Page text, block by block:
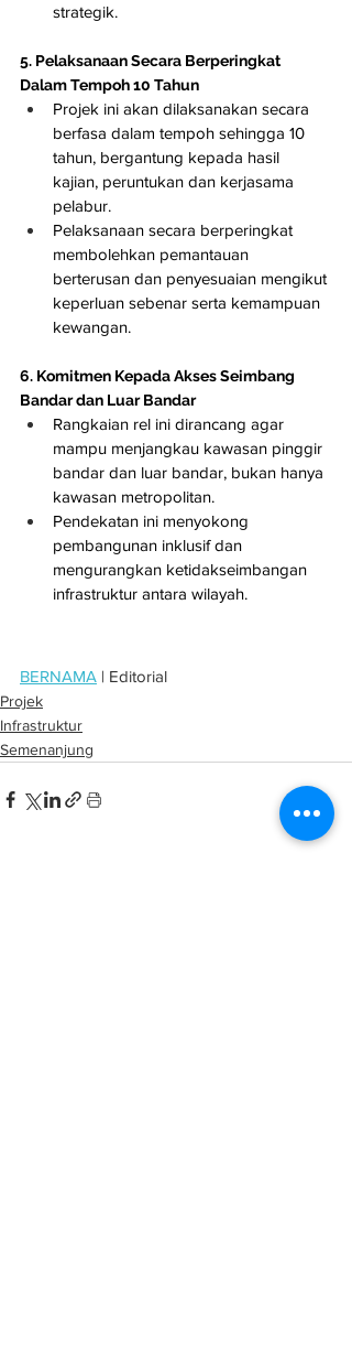
strategik.
5. Pelaksanaan Secara Berperingkat
Dalam Tempoh 10 Tahun
Projek ini akan dilaksanakan secara
berfasa dalam tempoh sehingga 10
tahun, bergantung kepada hasil
kajian, peruntukan dan kerjasama
pelabur.
Pelaksanaan secara berperingkat
membolehkan pemantauan
berterusan dan penyesuaian mengikut
keperluan sebenar serta kemampuan
kewangan.
6. Komitmen Kepada Akses Seimbang
Bandar dan Luar Bandar
Rangkaian rel ini dirancang agar
mampu menjangkau kawasan pinggir
bandar dan luar bandar, bukan hanya
kawasan metropolitan.
Pendekatan ini menyokong
pembangunan inklusif dan
mengurangkan ketidakseimbangan
infrastruktur antara wilayah.
BERNAMA | Editorial
Projek
Infrastruktur
Semenanjung